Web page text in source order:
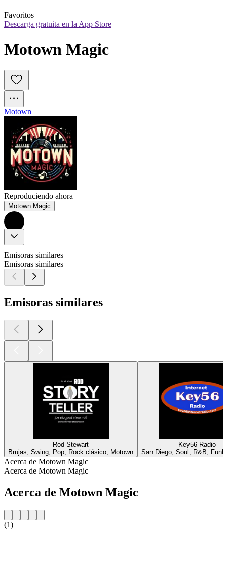
Favoritos
Descarga gratuita en la App Store
Motown Magic
Motown
Reproduciendo ahora
Motown Magic
Emisoras similares
Emisoras similares
Emisoras similares
Rod Stewart
Brujas, Swing, Pop, Rock clásico, Motown
Key56 Radio
San Diego, Soul, R&B,
Acerca de Motown Magic
Acerca de Motown Magic
Acerca de Motown Magic
(1)